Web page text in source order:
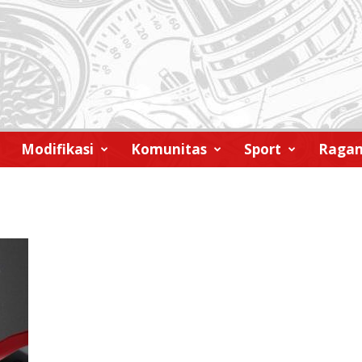
Modifikasi Komunitas Sport